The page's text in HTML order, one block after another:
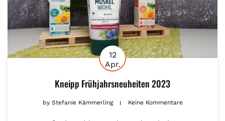
12
Apr.
Kneipp Frühjahrsneuheiten 2023
byStefanie Kämmerling Keine Kommentare